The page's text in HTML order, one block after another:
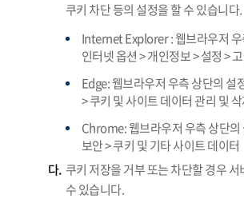
쿠키 차단 등의 설정을 할 수 있습니다.
Internet Explorer : 웹브라우저 우
인터넷 옵션 > 개인정보 > 설정 >
Edge: 웹브라우저 우측 상단의 설
> 쿠키 및 사이트 데이터 관리 및
Chrome: 웹브라우저 우측 상단의
보안 > 쿠키 및 기타 사이트 데이터
다. 쿠키 저장을 거부 또는 차단할 경우
수 있습니다.